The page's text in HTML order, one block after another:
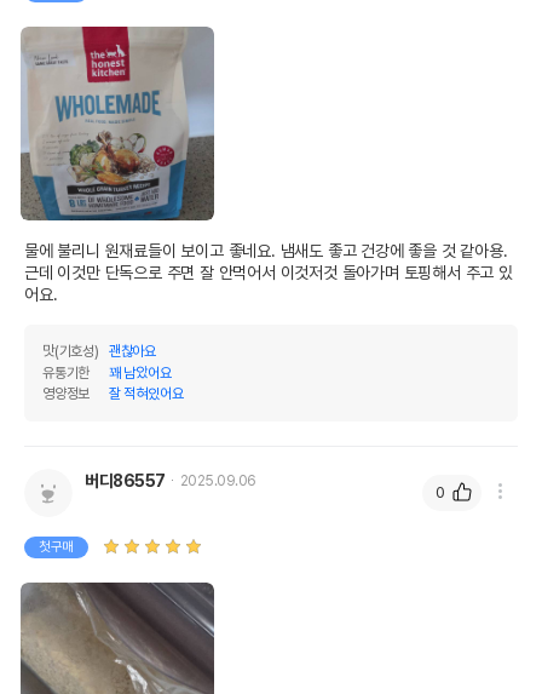
물에 불리니 원재료들이 보이고 좋네요. 냄새도 좋고 건강에 좋을 것 같아용.
근데 이것만 단독으로 주면 잘 안먹어서 이것저것 돌아가며 토핑해서 주고 있
어요.
맛(기호성)
괜찮아요
유통기한
꽤 남았어요
영양정보
잘 적혀있어요
버디86557 2025.09.06
첫구매
0